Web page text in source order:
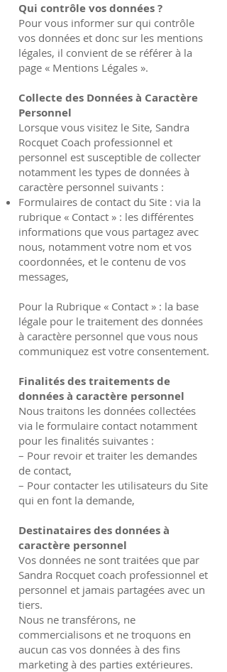
Qui contrôle vos données ?
Pour vous informer sur qui contrôle
vos données et donc sur les mentions
légales, il convient de se référer à la
page « Mentions Légales ».
Collecte des Données à Caractère
Personnel
Lorsque vous visitez le Site, Sandra
Rocquet Coach professionnel et
personnel est susceptible de collecter
notamment les types de données à
caractère personnel suivants :
Formulaires de contact du Site : via la
rubrique « Contact » : les différentes
informations que vous partagez avec
nous, notamment votre nom et vos
coordonnées, et le contenu de vos
messages,
Pour la Rubrique « Contact » : la base
légale pour le traitement des données
à caractère personnel que vous nous
communiquez est votre consentement.
Finalités des traitements de
données à caractère personnel
Nous traitons les données collectées
via le formulaire contact notamment
pour les finalités suivantes :
– Pour revoir et traiter les demandes
de contact,
– Pour contacter les utilisateurs du Site
qui en font la demande,
Destinataires des données à
caractère personnel
Vos données ne sont traitées que par
Sandra Rocquet coach professionnel et
personnel et jamais partagées avec un
tiers.
Nous ne transférons, ne
commercialisons et ne troquons en
aucun cas vos données à des fins
marketing à des parties extérieures.